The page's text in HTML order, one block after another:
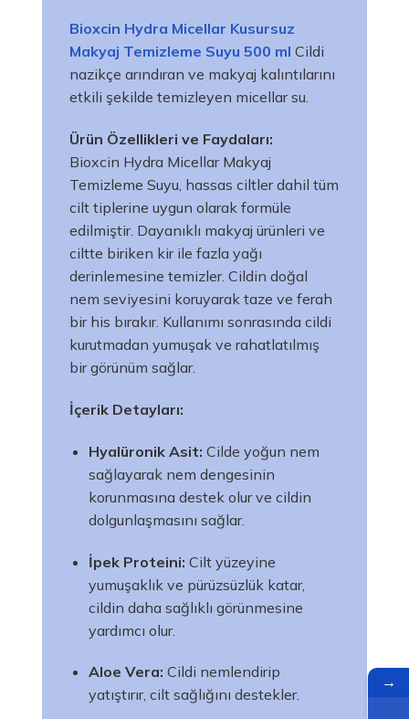
Bioxcin Hydra Micellar Kusursuz
Makyaj Temizleme Suyu 500 ml Cildi
nazikçe arındıran ve makyaj kalıntılarını
etkili şekilde temizleyen micellar su.
Ürün Özellikleri ve Faydaları:
Bioxcin Hydra Micellar Makyaj
Temizleme Suyu, hassas ciltler dahil tüm
cilt tiplerine uygun olarak formüle
edilmiştir. Dayanıklı makyaj ürünleri ve
ciltte biriken kir ile fazla yağı
derinlemesine temizler. Cildin doğal
nem seviyesini koruyarak taze ve ferah
bir his bırakır. Kullanımı sonrasında cildi
kurutmadan yumuşak ve rahatlatılmış
bir görünüm sağlar.
İçerik Detayları:
Hyalüronik Asit: Cilde yoğun nem
sağlayarak nem dengesinin
korunmasına destek olur ve cildin
dolgunlaşmasını sağlar.
İpek Proteini: Cilt yüzeyine
yumuşaklık ve pürüzsüzlük katar,
cildin daha sağlıklı görünmesine
yardımcı olur.
Aloe Vera: Cildi nemlendirip
yatıştırır, cilt sağlığını destekler.
→